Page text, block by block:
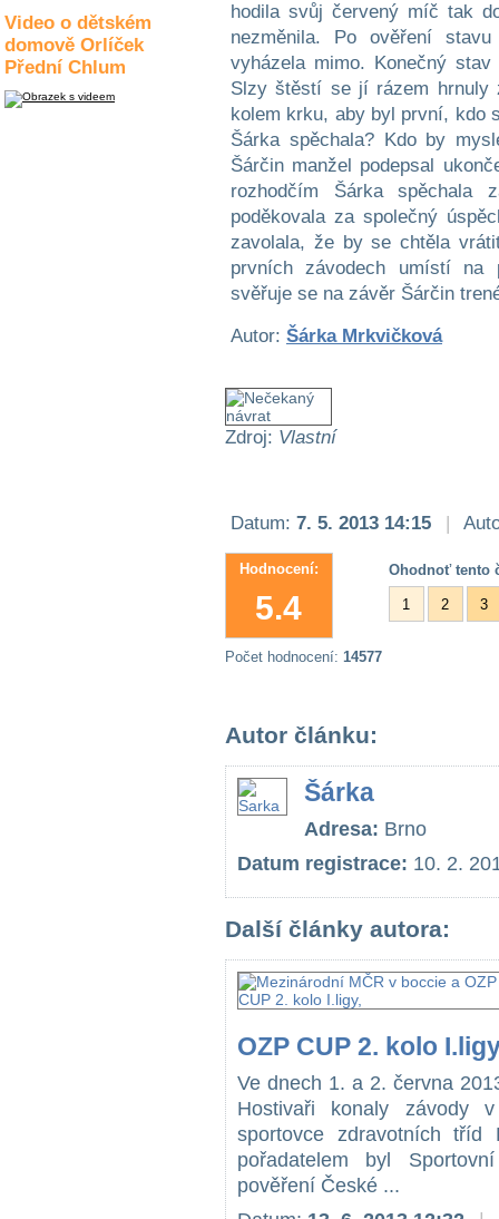
Video o dětském
domově Orlíček
Přední Chlum
hodila svůj červený míč tak
nezměnila. Po ověření
vyházela mimo. Konečný
Slzy štěstí se jí rázem hrnuly
kolem krku, aby byl první, kdo
Šárka spěchala? Kdo by
Šárčin manžel podepsal
rozhodčím Šárka spěchala
poděkovala za společný
zavolala, že by se chtěla
prvních závodech umístí na
svěřuje se na závěr Šárčin
Autor: Šárka Mrkvičková
Zdroj: Vlastní
Datum: 7. 5. 2013 14:15 |
Hodnocení:
5.4
Ohodnoť tento
1 2 3
Počet hodnocení: 14577
Autor článku:
Šárka
Adresa: Brno
Datum registrace: 10. 2.
Další články autora:
OZP CUP 2. kolo
Ve dnech 1. a 2. června
Hostivaři konaly závody
sportovce zdravotních
pořadatelem byl
pověření České ...